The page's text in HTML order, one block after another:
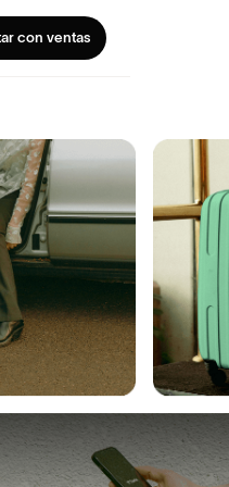
con ventas